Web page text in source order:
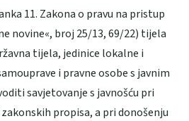
11. Zakona o pravu na pristup
novine«, broj 25/13, 69/22) tijela
tijela, jedinice lokalne i
i pravne osobe s javnim
savjetovanje s javnošću pri
propisa, a pri donošenju